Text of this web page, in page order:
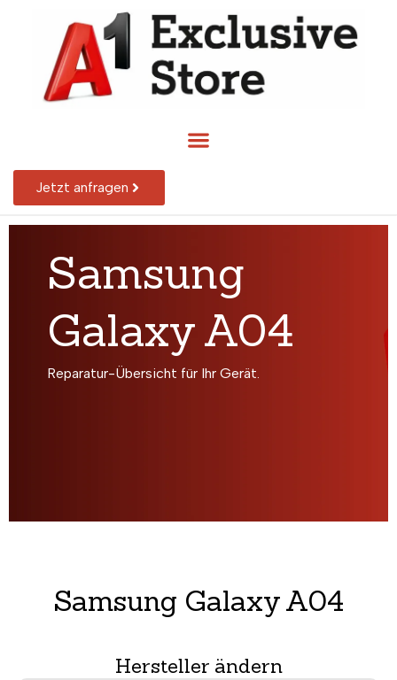
Jetzt anfragen
Samsung
Galaxy A04
Reparatur-Übersicht für Ihr Gerät.
Samsung Galaxy A04
Hersteller ändern